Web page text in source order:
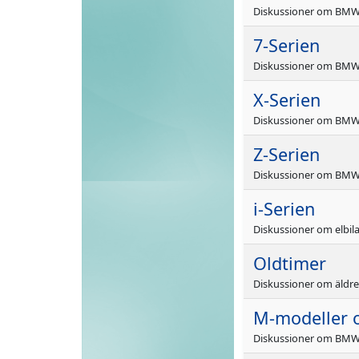
Diskussioner om
7-Serien
Diskussioner om
X-Serien
Diskussioner om
Z-Serien
Diskussioner om
i-Serien
Diskussioner om
Oldtimer
Diskussioner om
M-modeller
Diskussioner om